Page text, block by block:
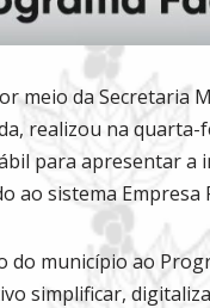
meio da Secretaria
realizou na
para apresentar a
ao sistema Empresa
do município ao
simplificar,